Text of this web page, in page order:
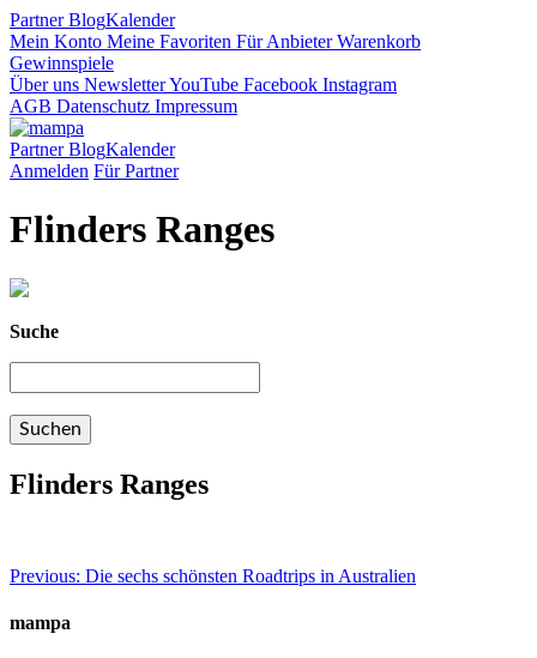
PartnerBlogKalender
Mein Konto Meine Favoriten Für AnbieterWarenkorb
Gewinnspiele
Über uns NewsletterYouTube Facebook Instagram
AGB Datenschutz Impressum
PartnerBlogKalender
Anmelden Für Partner
Flinders Ranges
Suche
Flinders Ranges
Beitragsnavigation
Previous: Die sechs schönsten Roadtrips in Australien
mampa